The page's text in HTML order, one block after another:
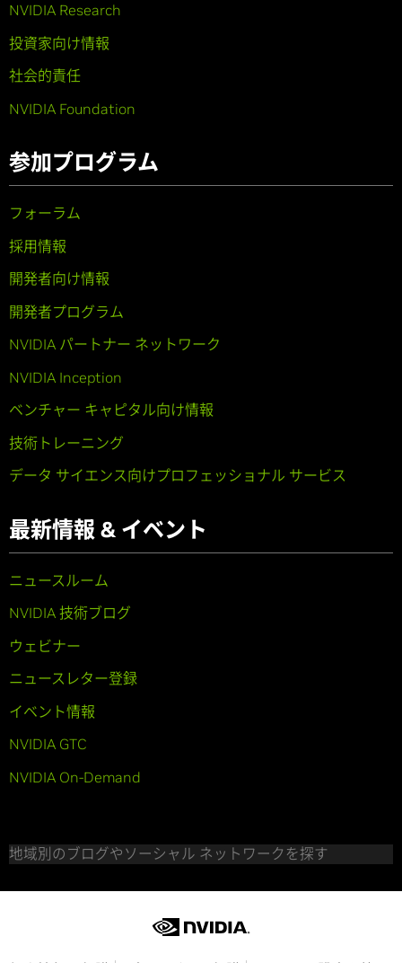
NVIDIA Research
投資家向け情報
社会的責任
NVIDIA Foundation
参加プログラム
フォーラム
採用情報
開発者向け情報
開発者プログラム
NVIDIA パートナー ネットワーク
NVIDIA Inception
ベンチャー キャピタル向け情報
技術トレーニング
データ サイエンス向けプロフェッショナル サービス
最新情報 & イベント
ニュースルーム
NVIDIA 技術ブログ
ウェビナー
ニュースレター登録
イベント情報
NVIDIA GTC
NVIDIA On-Demand
地域別のブログやソーシャル ネットワークを探す